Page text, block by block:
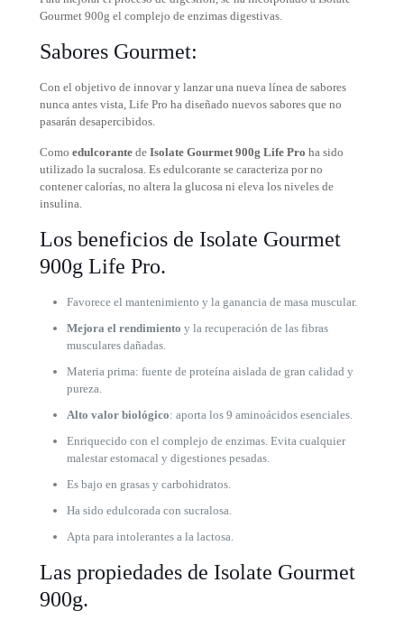
Gourmet 900g el complejo de enzimas digestivas.
Sabores Gourmet:
Con el objetivo de innovar y lanzar una nueva línea de sabores
nunca antes vista, Life Pro ha diseñado nuevos sabores que no
pasarán desapercibidos.
Como edulcorantede Isolate Gourmet 900g Life Proha sido
utilizado la sucralosa. Es edulcorante se caracteriza por no
contener calorías, no altera la glucosa ni eleva los niveles de
insulina.
Los beneficios de Isolate Gourmet
900g Life Pro.
Favorece el mantenimiento y la ganancia de masa muscular.
Mejora el rendimiento y la recuperación de las fibras
musculares dañadas.
Materia prima: fuente de proteína aislada de gran calidad y
pureza.
Alto valor biológico: aporta los 9 aminoácidos esenciales.
Enriquecido con el complejo de enzimas. Evita cualquier
malestar estomacal y digestiones pesadas.
Es bajo en grasas y carbohidratos.
Ha sido edulcorada con sucralosa.
Apta para intolerantes a la lactosa.
Las propiedades de Isolate Gourmet
900g.